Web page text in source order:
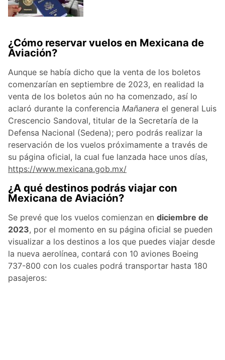
¿Cómo reservar vuelos en Mexicana de
Aviación?
Aunque se había dicho que la venta de los boletos
comenzarían en septiembre de 2023, en realidad la
venta de los boletos aún no ha comenzado, así lo
aclaró durante la conferencia Mañanera el general Luis
Crescencio Sandoval, titular de la Secretaría de la
Defensa Nacional (Sedena); pero podrás realizar la
reservación de los vuelos próximamente a través de
su página oficial, la cual fue lanzada hace unos días,
https://www.mexicana.gob.mx/
¿A qué destinos podrás viajar con
Mexicana de Aviación?
Se prevé que los vuelos comienzan en diciembre de
2023, por el momento en su página oficial se pueden
visualizar a los destinos a los que puedes viajar desde
la nueva aerolínea, contará con 10 aviones Boeing
737-800 con los cuales podrá transportar hasta 180
pasajeros: